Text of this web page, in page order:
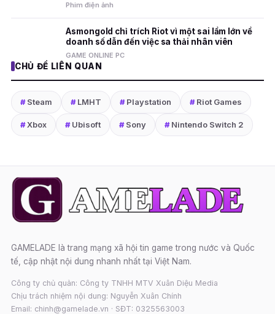
Phim điện ảnh
Asmongold chỉ trích Riot vì một sai lầm lớn về
doanh số dẫn đến việc sa thải nhân viên
GAME ONLINE PC
CHỦ ĐỀ LIÊN QUAN
#Steam #LMHT #Playstation #Riot Games
#Xbox #Ubisoft #Sony #Nintendo Switch 2
GAMELADE là trang mạng xã hội tin game trong nước và Quốc
tế, cập nhật nội dung nhanh nhất tại Việt Nam.
Công ty chủ quản: Công ty TNHH MTV Xuân Diệu Media
Chịu trách nhiệm nội dung: Nguyễn Xuân Chính
Email: chinh@gamelade.vn · SĐT: 0325563003